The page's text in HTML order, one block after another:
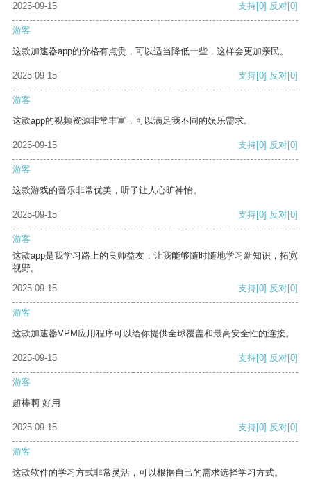
2025-09-15
支持[0] 反对[0]
游客
这款加速器app的价格有点贵，可以适当降低一些，这样会更加亲民。
2025-09-15 支持[0] 反对[0]
游客
这款app的视频资源非常丰富，可以满足我不同的娱乐需求。
2025-09-15 支持[0] 反对[0]
游客
这款游戏的音乐非常优美，听了让人心旷神怡。
2025-09-15 支持[0] 反对[0]
游客
这款app是我学习路上的良师益友，让我能够随时随地学习新知识，拓宽
视野。
2025-09-15
支持[0] 反对[0]
游客
这款加速器VPM应用程序可以给你提供全球覆盖和最高安全性的连接。
2025-09-15 支持[0] 反对[0]
游客
超棒啊 好用
2025-09-15 支持[0] 反对[0]
游客
这款软件的学习方式非常灵活，可以根据自己的需求选择学习方式。